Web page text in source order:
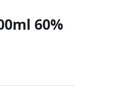
60%